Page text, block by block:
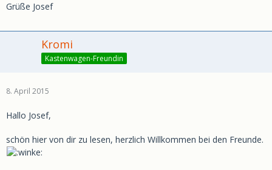
Grüße Josef
Kromi
Kastenwagen-Freundin
8. April 2015
Hallo Josef,
schön hier von dir zu lesen, herzlich Willkommen bei den Freunde.